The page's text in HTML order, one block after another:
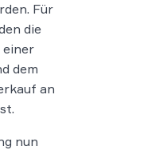
Für
die
einer
dem
an
nun